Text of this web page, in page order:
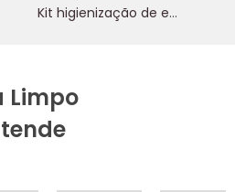
Kit higienização de estofados
Limpo